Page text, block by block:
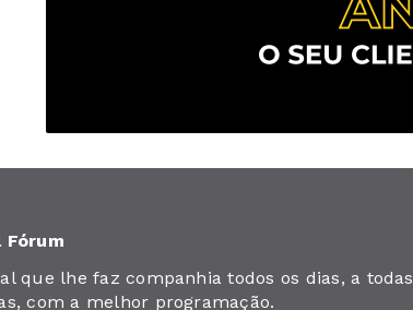
que lhe faz companhia todos os dias, a todas
com a melhor programação.